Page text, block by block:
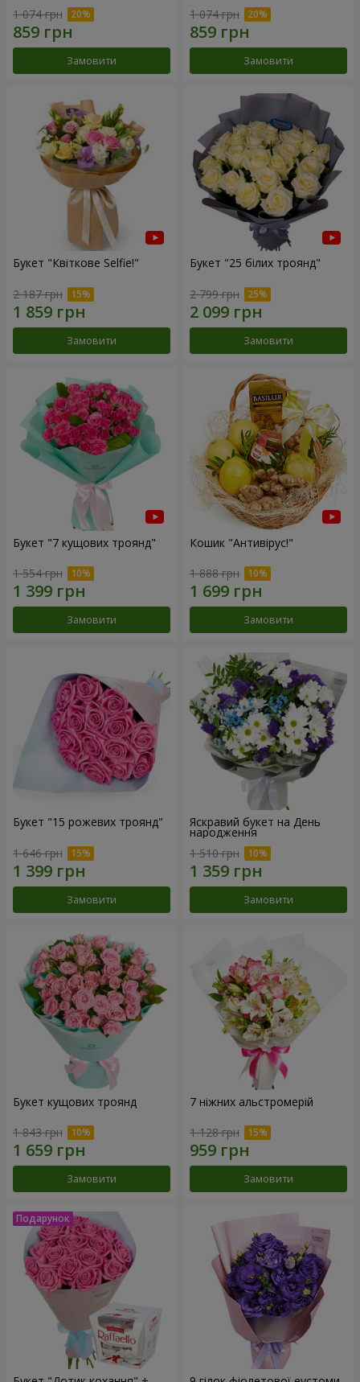
1 074 грн
Замовити
1 074 грн
Замовити
Букет "Квіткове Selfie!"
2 187 грн
Замовити
Букет "25 білих троянд"
2 799 грн
Замовити
Букет "7 кущових троянд"
1 554 грн
Замовити
Кошик "Антивірус!"
1 888 грн
Замовити
Букет "15 рожевих троянд"
1 646 грн
Замовити
Яскравий букет на День
народження
1 510 грн
Замовити
Букет кущових троянд
1 843 грн
Замовити
7 ніжних альстромерій
1 128 грн
Замовити